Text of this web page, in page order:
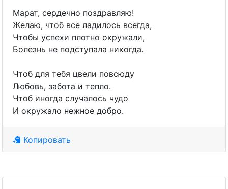
Марат, сердечно поздравляю!
Желаю, чтоб все ладилось всегда,
Чтобы успехи плотно окружали,
Болезнь не подступала никогда.
Чтоб для тебя цвели повсюду
Любовь, забота и тепло.
Чтоб иногда случалось чудо
И окружало нежное добро.
Копировать